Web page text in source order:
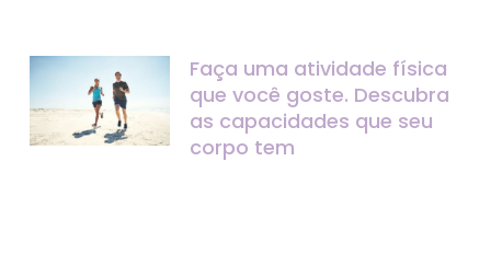
Faça uma atividade física
que você goste. Descubra
as capacidades que seu
corpo tem